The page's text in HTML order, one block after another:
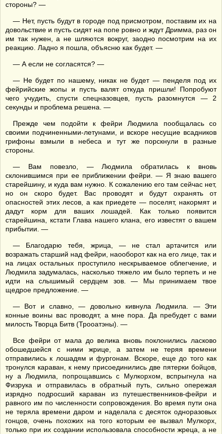
стороны? —
— Нет, пусть будут в городе под присмотром, поставим их на
довольствие и пусть сидят на попе ровно и ждут Дримма, раз он
им так нужен, а не шляются вокруг, заодно посмотрим на их
реакцию. Ладно я пошла, объясню как будет. —
— А если не согласятся? —
— Не будет по нашему, никак не будет — пенделя под их
фейрийские жопы и пусть валят откуда пришли! Попробуют
чего учудить, спусти спецназовцев, пусть разомнутся — 2
секунды и проблема решена. —
Прежде чем подойти к фейри Людмила пообщалась со
своими подчиненными-летунами, и вскоре несущие всадников
грифоны взмыли в небеса и тут же порскнули в разные
стороны.
— Вам повезло, — Людмила обратилась к вновь
склонившимся при ее приближении фейри. — Я знаю вашего
старейшину, и куда вам нужно. К сожалению его там сейчас нет,
но он скоро будет. Вас проводят и будут охранять от
опасностей этих лесов, а как приедете — поселят, накормят и
дадут корм для ваших лошадей. Как только появится
старейшина, кстати Глава нашего клана, его известят о вашем
прибытии. —
— Благодарю тебя, жрица, — не стал артачится или
возражать старший над фейри, наооборот как на его лице, так и
на лицах остальных проступило нескрываемое облегчение, и
Людмила задумалась, насколько тяжело им было терпеть и не
идти на слышимый сердцем зов. — Мы принимаем твое
щедрое предложение. —
— Вот и славно, — довольно кивнула Людмила. — Эти
конные воины вас проводят, а мне пора. Да пребудет с вами
милость Творца Битв (Трооатэны). —
Все фейри от мала до велика вновь поклонились ласково
обошедшейся с ними жрице, а затем не теряя времени
отправились к лошадям и фургонам. Вскоре, еще до того как
тронулся караван, к нему присоединились две пятерки бойцов,
ну а Людмила, попрощавшись с Мулкорхом, вспрыгнула на
Физрука и отправилась в обратный путь, сильно опережая
изрядно подросший караван из путешественников-фейри и
равного им по численности сопровождения. Во время пути она
не теряла времени даром и наделала с десяток одноразовых
гонцов, очень похожих на того которым ее вызвал Мулкорх,
только при их создании использовала способности жреца, а не